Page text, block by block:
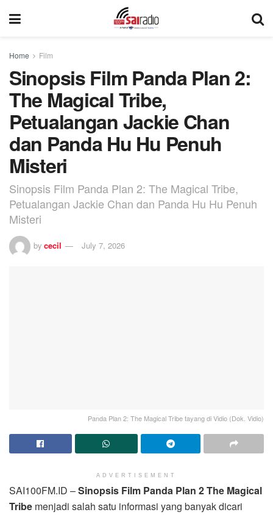
Home Film
Sinopsis Film Panda Plan 2:
The Magical Tribe,
Petualangan Jackie Chan
dan Panda Hu Hu Penuh
Misteri
Sinopsis Film Panda Plan 2: The Magical Tribe,
Petualangan Jackie Chan dan Panda Hu Hu Penuh
Misteri
by cecil July 7, 2026
Panda Plan 2: The Magical Tribe tayang di Vidio (Dok. Vidio)
ADVERTISEMENT
SAI100FM.ID –Sinopsis Film Panda Plan 2 The Magical
Tribe menjadi salah satu informasi yang banyak dicari